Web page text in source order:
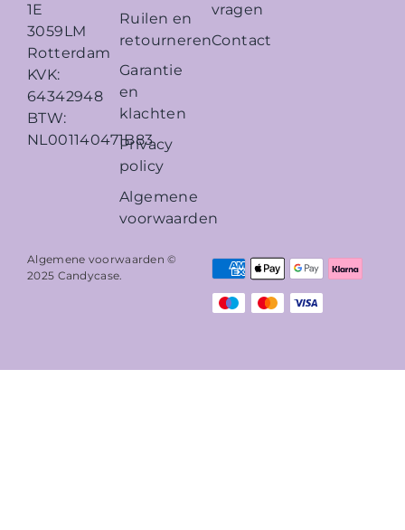
1E
3059LM
Rotterdam
KVK:
64342948
BTW:
NL001140471B83
Ruilen en
retourneren
Garantie
en
klachten
Privacy
policy
Algemene
voorwaarden
vragen
Contact
Algemene voorwaarden ©
2025 Candycase.